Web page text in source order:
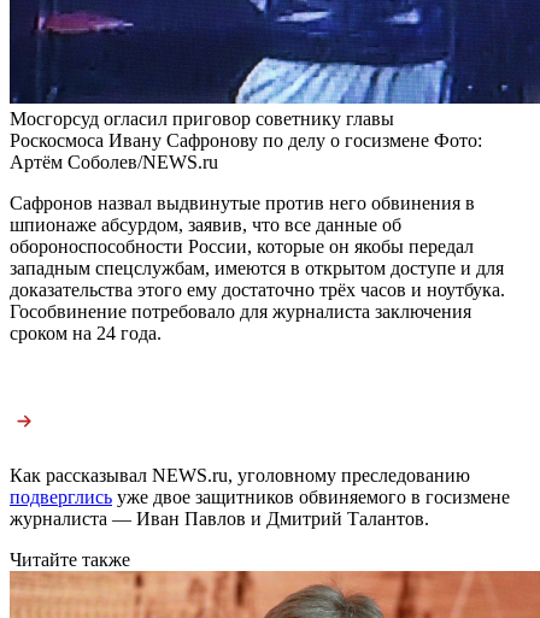
Мосгорсуд огласил приговор советнику главы
Роскосмоса Ивану Сафронову по делу о госизмене Фото:
Артём Соболев/NEWS.ru
Сафронов назвал выдвинутые против него обвинения в
шпионаже абсурдом, заявив, что все данные об
обороноспособности России, которые он якобы передал
западным спецслужбам, имеются в открытом доступе и для
доказательства этого ему достаточно трёх часов и ноутбука.
Гособвинение потребовало для журналиста заключения
сроком на 24 года.
Как рассказывал NEWS.ru, уголовному преследованию
подверглись уже двое защитников обвиняемого в госизмене
журналиста — Иван Павлов и Дмитрий Талантов.
Читайте также